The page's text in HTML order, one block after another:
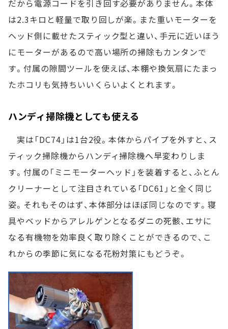
だから電源コードを引き回す必要がありません。本体
は2.3キロと軽量で取り回しが楽。また重いモーターを
ヘッド側に載せたスティック型と違い、手元に近いほう
にモーターがあるので高い場所の掃除もカンタンで
す。付属の隙間ツールを使えば、本棚や換気扇にたまっ
たホコリも気持ちいいくらいよくとれます。
ハンディ掃除機としても使える
実は「DC74」は1台2役。本体からパイプを外すと、ス
ティック掃除機からハンディ掃除機へ早変わりしま
す。付属の「ミニモーターヘッド」を装着すると、ふとん
クリーナーとして注目されている「DC61」と全く同じ
姿。それもそのはず、本体部分はほぼ同じなのです。寝
具やベッドからアレルゲンとなるダニの死骸、エサに
なる有機物を効率良く取り除くことができるので、こ
れからの季節に気になる花粉対策にもどうぞ。